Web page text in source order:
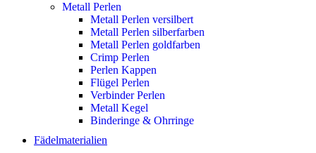
Metall Perlen
Metall Perlen versilbert
Metall Perlen silberfarben
Metall Perlen goldfarben
Crimp Perlen
Perlen Kappen
Flügel Perlen
Verbinder Perlen
Metall Kegel
Binderinge & Ohrringe
Fädelmaterialien